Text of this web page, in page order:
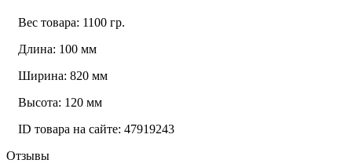
Вес товара: 1100 гр.
Длина: 100 мм
Ширина: 820 мм
Высота: 120 мм
ID товара на сайте: 47919243
Отзывы